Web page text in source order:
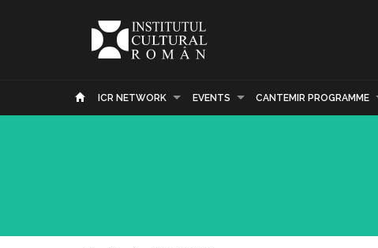
ICR NETWORK EVENTS CANTEMIR PROGRAMME